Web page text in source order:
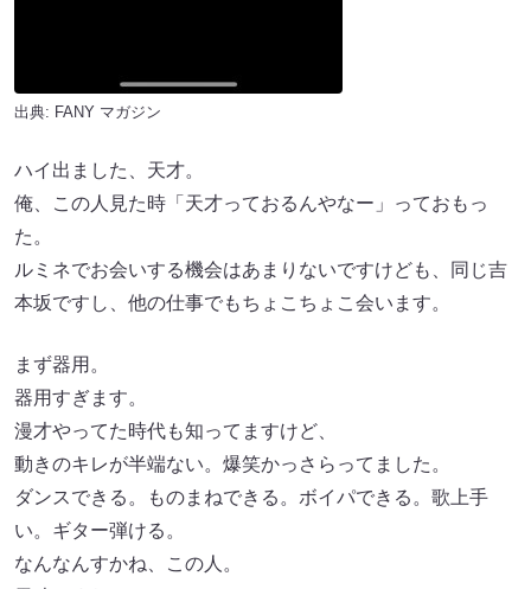
出典: FANY マガジン
ハイ出ました、天才。
俺、この人見た時「天才っておるんやなー」っておもっ
た。
ルミネでお会いする機会はあまりないですけども、同じ吉
本坂ですし、他の仕事でもちょこちょこ会います。
まず器用。
器用すぎます。
漫才やってた時代も知ってますけど、
動きのキレが半端ない。爆笑かっさらってました。
ダンスできる。ものまねできる。ボイパできる。歌上手
い。ギター弾ける。
なんなんすかね、この人。